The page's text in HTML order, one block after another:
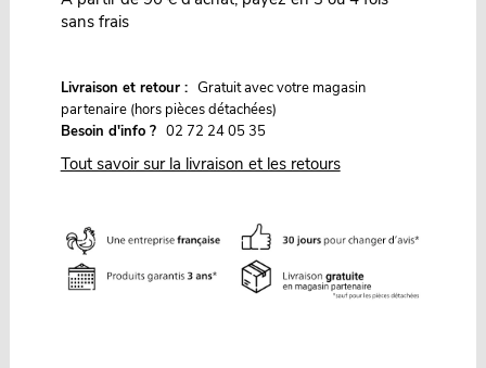
sans frais
Livraison et retour : Gratuit avec votre magasin
partenaire (hors pièces détachées)
Besoin d'info ? 02 72 24 05 35
Tout savoir sur la livraison et les retours